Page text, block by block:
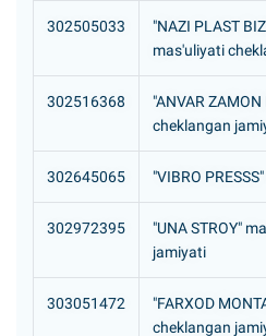
302505033
"NAZI PLAST
mas'uliyati
302516368
"ANVAR
cheklangan
302645065 "VIBRO
302972395
"UNA STROY"
jamiyati
303051472
"FARXOD
cheklangan